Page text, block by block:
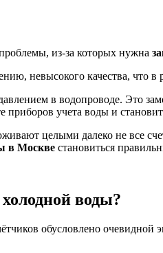
из-за которых нужна
невысокого качества, что в
в водопроводе. Это
приборов учета воды и
целыми далеко не все
в Москве становиться
воды?
обусловлено